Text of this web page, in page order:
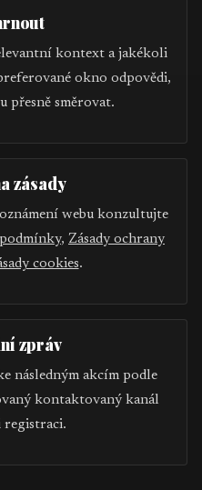
kontext a jakékoli
okno odpovědi,
přesně směrovat.
zásady
webu konzultujte
, Zásady ochrany
cookies.
zpráv
následným akcím podle
kontaktovaný kanál
registraci.